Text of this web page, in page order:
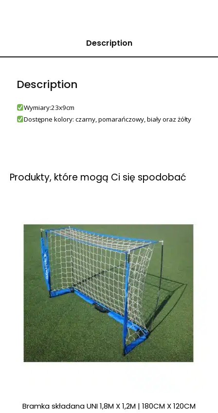
Description
Description
Wymiary:23x9cm
Dostępne kolory: czarny, pomarańczowy, biały oraz żółty
Produkty, które mogą Ci się spodobać
Bramka składana UNI 1,8M X 1,2M | 180CM X 120CM